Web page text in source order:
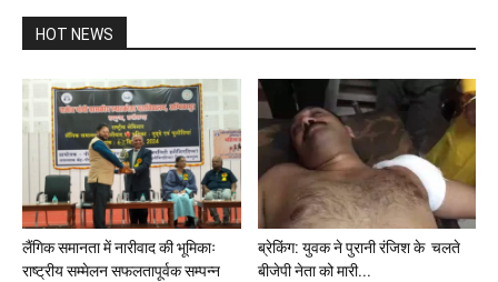
HOT NEWS
लैंगिक समानता में नारीवाद की भूमिकाः
राष्ट्रीय सम्मेलन सफलतापूर्वक सम्पन्न
ब्रेकिंग: युवक ने पुरानी रंजिश के चलते
बीजेपी नेता को मारी...